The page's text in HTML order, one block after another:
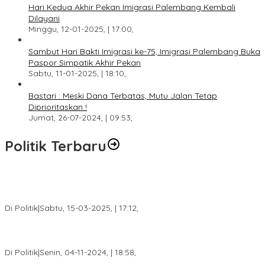
Hari Kedua Akhir Pekan Imigrasi Palembang Kembali
Dilayani
Minggu, 12-01-2025, | 17:00,
Sambut Hari Bakti Imigrasi ke-75, Imigrasi Palembang Buka
Paspor Simpatik Akhir Pekan
Sabtu, 11-01-2025, | 18:10,
Bastari : Meski Dana Terbatas, Mutu Jalan Tetap
Diprioritaskan !
Jumat, 26-07-2024, | 09:53,
Politik Terbaru
Di Politik|Sabtu, 15-03-2025, | 17:12,
Di Politik|Senin, 04-11-2024, | 18:58,